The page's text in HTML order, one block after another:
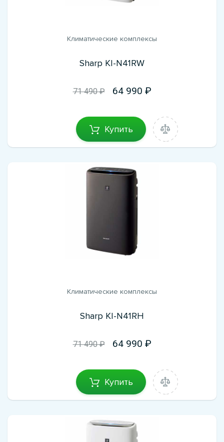
Климатические комплексы
Sharp KI-N41RW
71 490 ₽ 64 990
Купить
Климатические комплексы
Sharp KI-N41RH
71 490 ₽ 64 990
Купить